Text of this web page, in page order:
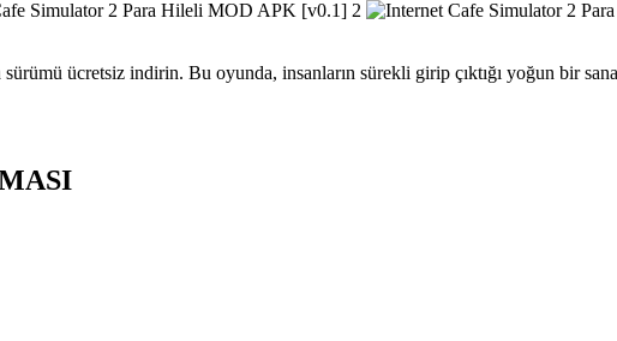
ücretsiz indirin. Bu oyunda, insanların sürekli girip çıktığı yoğun bir